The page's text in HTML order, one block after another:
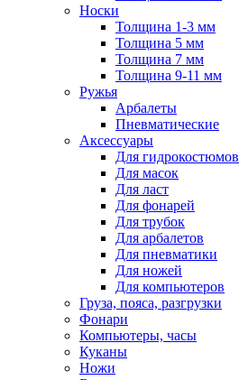
Носки
Толщина 1-3 мм
Толщина 5 мм
Толщина 7 мм
Толщина 9-11 мм
Ружья
Арбалеты
Пневматические
Аксессуары
Для гидрокостюмов
Для масок
Для ласт
Для фонарей
Для трубок
Для арбалетов
Для пневматики
Для ножей
Для компьютеров
Груза, пояса, разгрузки
Фонари
Компьютеры, часы
Куканы
Ножи